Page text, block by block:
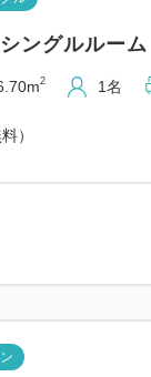
ングルルーム
2 1名
）